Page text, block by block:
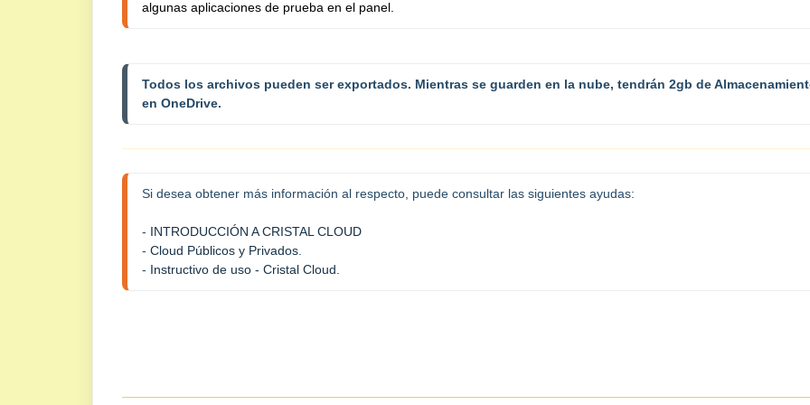
algunas aplicaciones de prueba en el panel.
Todos los archivos pueden ser exportados. Mientras se guarden en la nube, tendrán 2gb de
en OneDrive.
Si desea obtener más información al respecto, puede consultar las siguientes ayudas:
- INTRODUCCIÓN A CRISTAL CLOUD
- Cloud Públicos y Privados
- Instructivo de uso - Cristal Cloud.